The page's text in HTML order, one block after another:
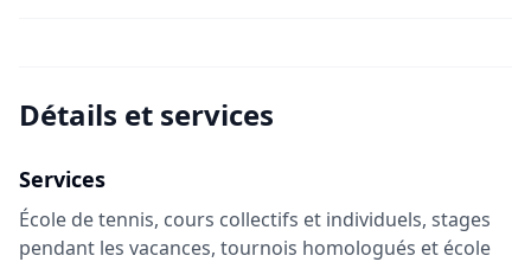
Détails et services
Services
École de tennis, cours collectifs et individuels, stages
pendant les vacances, tournois homologués et école